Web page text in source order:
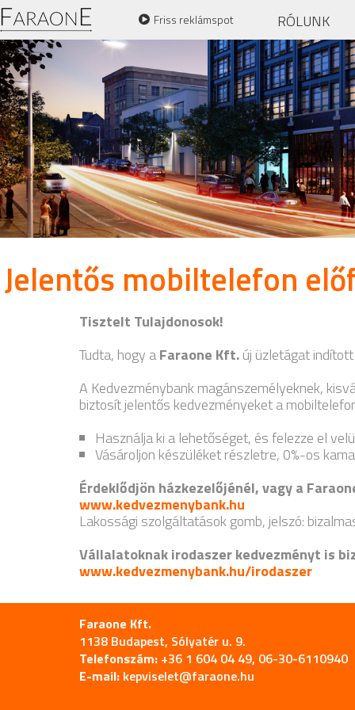
Friss reklámspot RÓLUNK
Jelentős mobiltelefon
Tisztelt Tulajdonosok!
Tudta, hogy aFaraone Kft.új üzletágat
A Kedvezménybank magánszemélyeknek,
biztosít jelentős kedvezményeket a
Használja ki a lehetőséget, és felezze el
Vásároljon készüléket részletre, 0%-os
Érdeklődjön házkezelőjénél, vagy a
www.kedvezmenybank.hu
Lakossági szolgáltatások gomb, jelszó:
Vállalatoknak irodaszer kedvezményt is
www.kedvezmenybank.hu/irodaszer
Faraone Kft.
1138 Budapest, Sólyatér u. 9.
Telefonszám: +36 1 604 04 49, 06-30-6110940
E-mail: kepviselet@faraone.hu